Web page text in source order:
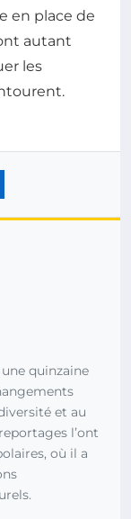
en place de
autant
les
quinzaine
et au
l’ont
où il a